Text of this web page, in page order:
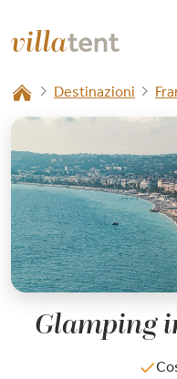
Destinazioni
Glamping